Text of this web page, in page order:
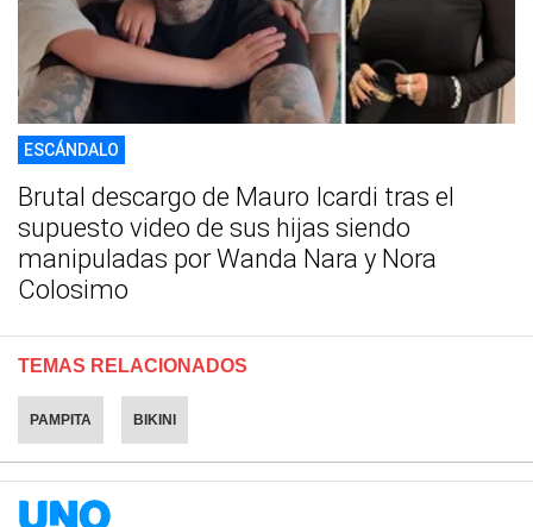
ESCÁNDALO
Brutal descargo de Mauro Icardi tras el
supuesto video de sus hijas siendo
manipuladas por Wanda Nara y Nora
Colosimo
TEMAS RELACIONADOS
PAMPITA BIKINI